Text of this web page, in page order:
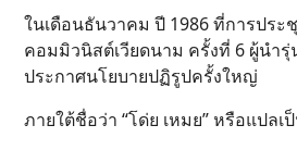
ในเดือนธันวาคม ปี 1986 ที่การปร
คอมมิวนิสต์เวียดนาม ครั้งที่ 6 ผู้นำ
ประกาศนโยบายปฏิรูปครั้งใหญ่
ภายใต้ชื่อว่า “โด่ย เหมย” หรือแปลเ